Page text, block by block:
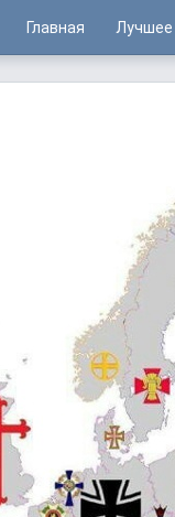
Главная Лучшее